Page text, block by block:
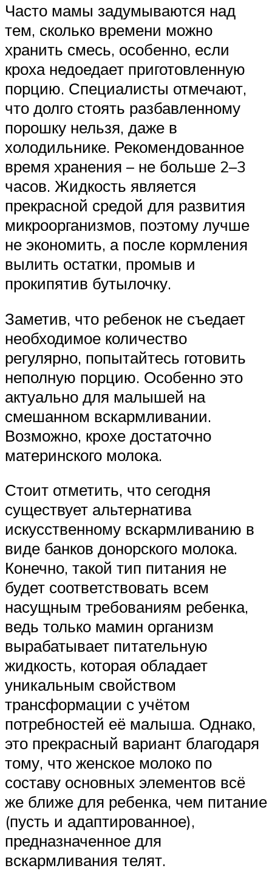
Часто мамы задумываются над
тем, сколько времени можно
хранить смесь, особенно, если
кроха недоедает приготовленную
порцию. Специалисты отмечают,
что долго стоять разбавленному
порошку нельзя, даже в
холодильнике. Рекомендованное
время хранения – не больше 2–3
часов. Жидкость является
прекрасной средой для развития
микроорганизмов, поэтому лучше
не экономить, а после кормления
вылить остатки, промыв и
прокипятив бутылочку.
Заметив, что ребенок не съедает
необходимое количество
регулярно, попытайтесь готовить
неполную порцию. Особенно это
актуально для малышей на
смешанном вскармливании.
Возможно, крохе достаточно
материнского молока.
Стоит отметить, что сегодня
существует альтернатива
искусственному вскармливанию в
виде банков донорского молока.
Конечно, такой тип питания не
будет соответствовать всем
насущным требованиям ребенка,
ведь только мамин организм
вырабатывает питательную
жидкость, которая обладает
уникальным свойством
трансформации с учётом
потребностей её малыша. Однако,
это прекрасный вариант благодаря
тому, что женское молоко по
составу основных элементов всё
же ближе для ребенка, чем питание
(пусть и адаптированное),
предназначенное для
вскармливания телят.